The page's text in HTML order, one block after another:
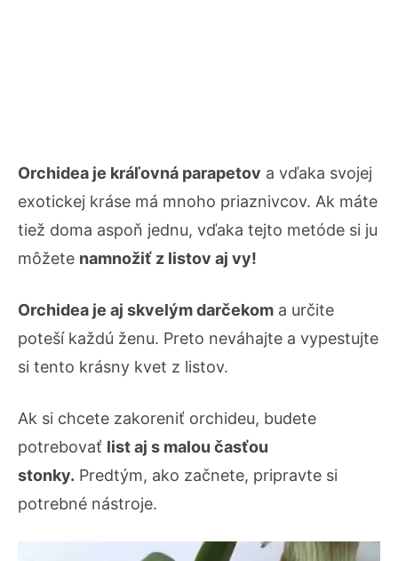
Orchidea je kráľovná parapetov a vďaka svojej
exotickej kráse má mnoho priaznivcov. Ak máte
tiež doma aspoň jednu, vďaka tejto metóde si ju
môžete namnožiť z listov aj vy!
Orchidea je aj skvelým darčekom a určite
poteší každú ženu. Preto neváhajte a vypestujte
si tento krásny kvet z listov.
Ak si chcete zakoreniť orchideu, budete
potrebovať list aj s malou časťou
stonky. Predtým, ako začnete, pripravte si
potrebné nástroje.